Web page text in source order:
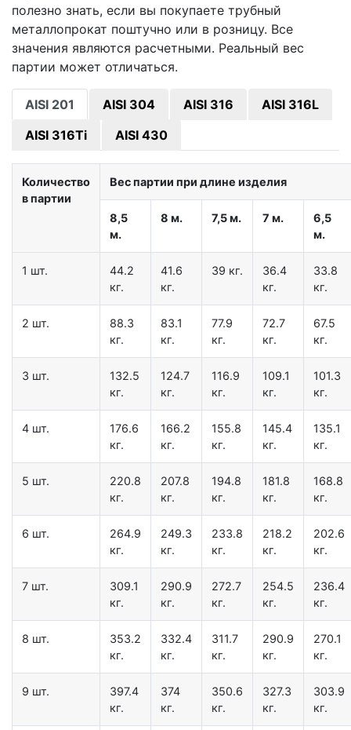
полезно знать, если вы покупаете трубный
металлопрокат поштучно или в розницу. Все
значения являются расчетными. Реальный вес
партии может отличаться.
AISI 201 AISI 304 AISI 316
AISI 316L
AISI 316Ti
AISI 430
Количество
в партии
Вес партии при длине изделия
8,5
м.
8 м. 7,5 м. 7 м.
6,5
м.
1 шт.
44.2
кг.
41.6
кг.
39 кг.
36.4
кг.
33.8
кг.
2 шт.
88.3
кг.
83.1
кг.
77.9
кг.
72.7
кг.
67.5
кг.
3 шт.
132.5
кг.
124.7
кг.
116.9
кг.
109.1
кг.
101.3
кг.
4 шт.
176.6
кг.
166.2
кг.
155.8
кг.
145.4
кг.
135.1
кг.
5 шт.
220.8
кг.
207.8
кг.
194.8
кг.
181.8
кг.
168.8
кг.
6 шт.
264.9
кг.
249.3
кг.
233.8
кг.
218.2
кг.
202.6
кг.
7 шт.
309.1
кг.
290.9
кг.
272.7
кг.
254.5
кг.
236.4
кг.
8 шт.
353.2
кг.
332.4
кг.
311.7
кг.
290.9
кг.
270.1
кг.
9 шт.
397.4
кг.
374
кг.
350.6
кг.
327.3
кг.
303.9
кг.